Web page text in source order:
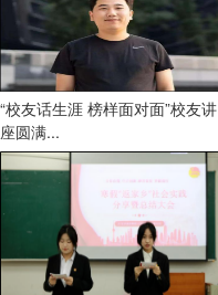
“校友话生涯 榜样面对面”校友讲
座圆满...